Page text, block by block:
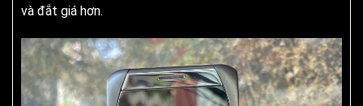
và đắt giá hơn.